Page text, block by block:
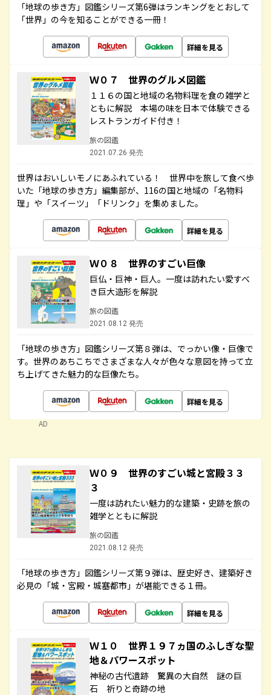
「地球の歩き方」図鑑シリーズ第6弾はランキングをとおして
「世界」の今を知ることができる一冊！
詳細を見る
Ｗ０７ 世界のグルメ図鑑
１１６の国と地域の名物料理を食の雑学と
ともに解説 本場の味を日本で体験できる
レストランガイド付き！
旅の図鑑
2021.07.26 発売
世界はおいしいモノにあふれている！ 世界中を旅して食べ歩
いた「地球の歩き方」編集部が、116の国と地域の「名物料
理」や「スイーツ」「ドリンク」を集めました。
詳細を見る
Ｗ０８ 世界のすごい巨像
巨仏・巨神・巨人。一度は訪れたい愛すべ
き巨大造形を解説
旅の図鑑
2021.08.12 発売
「地球の歩き方」図鑑シリーズ第８弾は、でっかい像・巨像で
す。世界のあちこちでさまざまな人々が色々な意図を持って立
ち上げてきた魅力的な巨像たち。
詳細を見る
AD
Ｗ０９ 世界のすごい城と宮殿３３
３
一度は訪れたい魅力的な建築・史跡を旅の
雑学とともに解説
旅の図鑑
2021.08.12 発売
「地球の歩き方」図鑑シリーズ第９弾は、歴史好き、建築好き
必見の「城・宮殿・城塞都市」が堪能できる１冊。
詳細を見る
Ｗ１０ 世界１９７ヵ国のふしぎな聖
地＆パワースポット
神秘の古代遺跡 驚異の大自然 謎の巨
石 祈りと奇跡の地